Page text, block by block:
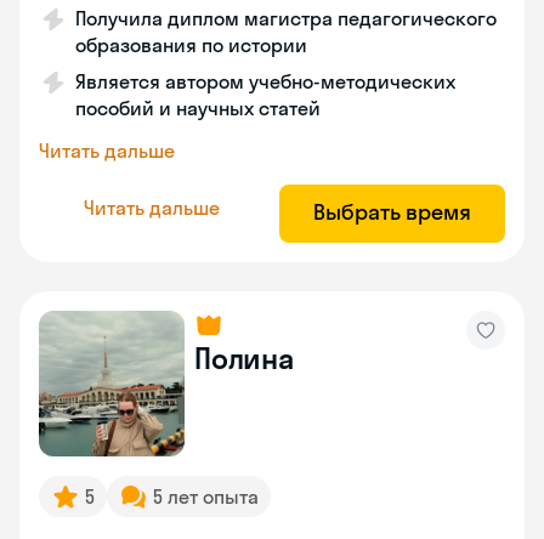
Получила диплом магистра педагогического
образования по истории
Является автором учебно-методических
пособий и научных статей
Читать дальше
Читать дальше Выбрать время
Полина
5 5 лет опыта